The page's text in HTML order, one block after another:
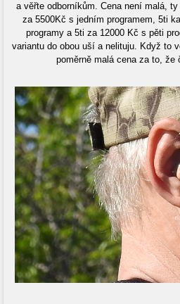
a věřte odborníkům. Cena není malá,
za 5500Kč s jedním programem, 5ti
programy a 5ti za 12000 Kč s pěti
variantu do obou uší a nelituju. Když to
poměrně malá cena za to, že